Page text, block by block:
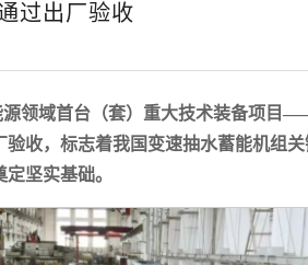
过出厂验收
领域首台（套）重大技术装备项目
收，标志着我国变速抽水蓄能机组
坚实基础。